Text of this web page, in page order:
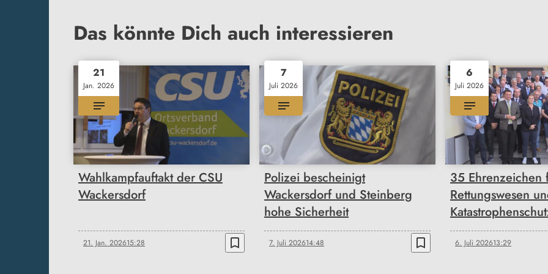
Das könnte Dich auch interessieren
21
Jan. 2026
Wahlkampfauftakt der CSU
Wackersdorf
21. Jan. 202615:28 bookmark_border
7
Juli 2026
Polizei bescheinigt
Wackersdorf und Steinberg
hohe Sicherheit
7. Juli 202614:48 bookmark_border
6
Juli 2026
35 Ehrenzeichen
Rettungswesen
6. Juli 202613:29